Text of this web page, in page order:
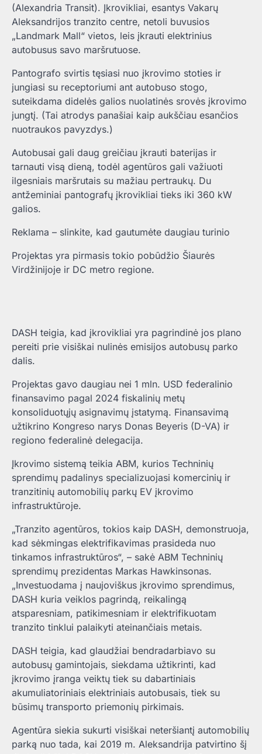
(Alexandria Transit). Įkrovikliai, esantys Vakarų
Aleksandrijos tranzito centre, netoli buvusios
„Landmark Mall“ vietos, leis įkrauti elektrinius
autobusus savo maršrutuose.
Pantografo svirtis tęsiasi nuo įkrovimo stoties ir
jungiasi su receptoriumi ant autobuso stogo,
suteikdama didelės galios nuolatinės srovės įkrovimo
jungtį. (Tai atrodys panašiai kaip aukščiau esančios
nuotraukos pavyzdys.)
Autobusai gali daug greičiau įkrauti baterijas ir
tarnauti visą dieną, todėl agentūros gali važiuoti
ilgesniais maršrutais su mažiau pertraukų. Du
antžeminiai pantografų įkrovikliai tieks iki 360 kW
galios.
Reklama – slinkite, kad gautumėte daugiau turinio
Projektas yra pirmasis tokio pobūdžio Šiaurės
Virdžinijoje ir DC metro regione.
DASH teigia, kad įkrovikliai yra pagrindinė jos plano
pereiti prie visiškai nulinės emisijos autobusų parko
dalis.
Projektas gavo daugiau nei 1 mln. USD federalinio
finansavimo pagal 2024 fiskalinių metų
konsoliduotųjų asignavimų įstatymą. Finansavimą
užtikrino Kongreso narys Donas Beyeris (D-VA) ir
regiono federalinė delegacija.
Įkrovimo sistemą teikia ABM, kurios Techninių
sprendimų padalinys specializuojasi komercinių ir
tranzitinių automobilių parkų EV įkrovimo
infrastruktūroje.
„Tranzito agentūros, tokios kaip DASH, demonstruoja,
kad sėkmingas elektrifikavimas prasideda nuo
tinkamos infrastruktūros“, – sakė ABM Techninių
sprendimų prezidentas Markas Hawkinsonas.
„Investuodama į naujoviškus įkrovimo sprendimus,
DASH kuria veiklos pagrindą, reikalingą
atsparesniam, patikimesniam ir elektrifikuotam
tranzito tinklui palaikyti ateinančiais metais.
DASH teigia, kad glaudžiai bendradarbiavo su
autobusų gamintojais, siekdama užtikrinti, kad
įkrovimo įranga veiktų tiek su dabartiniais
akumuliatoriniais elektriniais autobusais, tiek su
būsimų transporto priemonių pirkimais.
Agentūra siekia sukurti visiškai neteršiantį automobilių
parką nuo tada, kai 2019 m. Aleksandrija patvirtino šį